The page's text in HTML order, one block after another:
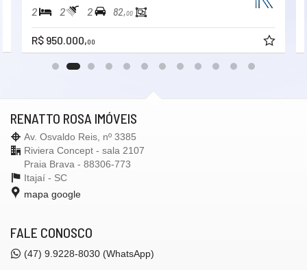
2 2 2 82,00
R$ 950.000,00
RENATTO ROSA IMÓVEIS
Av. Osvaldo Reis, nº 3385
Riviera Concept - sala 2107
Praia Brava - 88306-773
Itajaí - SC
mapa google
FALE CONOSCO
(47) 9.9228-8030 (WhatsApp)